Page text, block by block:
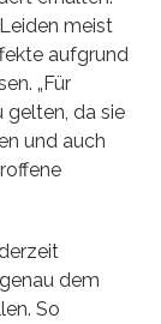
meist
aufgrund
„Für
gelten, da sie
und auch
dem
So